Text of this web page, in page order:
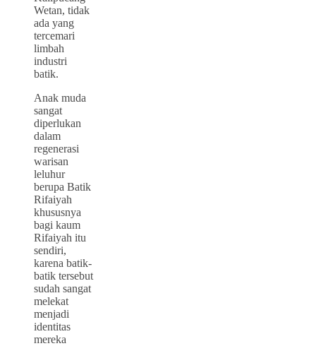
Wetan, tidak
ada yang
tercemari
limbah
industri
batik.
Anak muda
sangat
diperlukan
dalam
regenerasi
warisan
leluhur
berupa Batik
Rifaiyah
khususnya
bagi kaum
Rifaiyah itu
sendiri,
karena batik-
batik tersebut
sudah sangat
melekat
menjadi
identitas
mereka